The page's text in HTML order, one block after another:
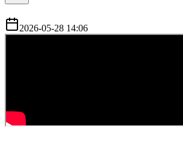
2026-05-28 14:06